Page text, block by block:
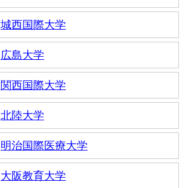
城西国際大学
広島大学
関西国際大学
北陸大学
明治国際医療大学
大阪教育大学